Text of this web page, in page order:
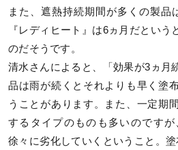
また、遮熱持続期間が多くの製品
『レディヒート』は6ヵ月だという
のだそうです。
清水さんによると、「効果が3ヵ月
品は雨が続くとそれよりも早く塗
うことがあります。また、一定期
するタイプのものも多いのです
徐々に劣化していくということ。